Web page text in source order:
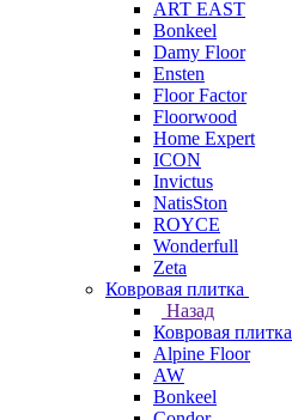
ART EAST
Bonkeel
Damy Floor
Ensten
Floor Factor
Floorwood
Home Expert
ICON
Invictus
NatisSton
ROYCE
Wonderfull
Zeta
Ковровая плитка
Назад
Ковровая плитка
Alpine Floor
AW
Bonkeel